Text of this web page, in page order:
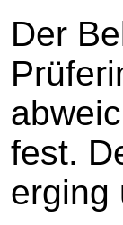
Der
fest.
erging